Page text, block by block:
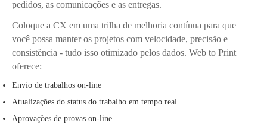
pedidos, as comunicações e as entregas.
Coloque a CX em uma trilha de melhoria contínua para que
você possa manter os projetos com velocidade, precisão e
consistência - tudo isso otimizado pelos dados. Web to Print
oferece:
Envio de trabalhos on-line
Atualizações do status do trabalho em tempo real
Aprovações de provas on-line